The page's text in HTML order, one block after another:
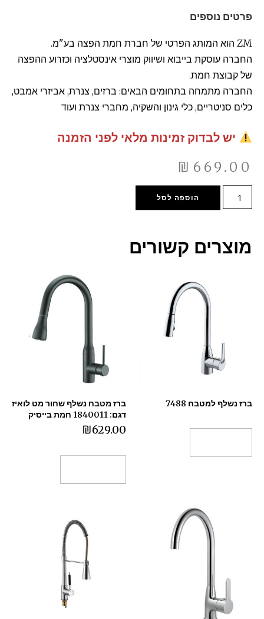
פרטים נוספים
ZM הוא המותג הפרטי של חברת חמת הפצה בע"מ.
החברה עוסקת בייבוא ושיווק מוצרי אינסטלציה וכזרוע ההפצה
של קבוצת חמת.
החברה מתמחה בתחומים הבאים: ברזים, צנרת, אביזרי אמבט,
כלים סניטריים, כלי גינון והשקיה, מחברי צנרת ועוד
יש לבדוק זמינות מלאי לפני הזמנה
₪ 669.00
הוספה לסל
מוצרים קשורים
ברז נשלף למטבח 7488
ברז מטבח נשלף שחור מט לואיז
דגם: 1840011 חמת בייסיק
₪629.00